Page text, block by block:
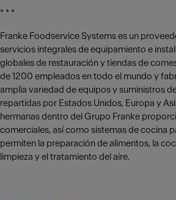
* * *
Franke Foodservice Systems es un
servicios integrales de equipamiento e
globales de restauración y tiendas de
de 1200 empleados en todo el mundo y
amplia variedad de equipos y suministros
repartidas por Estados Unidos, Europa y
hermanas dentro del Grupo Franke
comerciales, así como sistemas de cocina
permiten la preparación de alimentos, la
limpieza y el tratamiento del aire.